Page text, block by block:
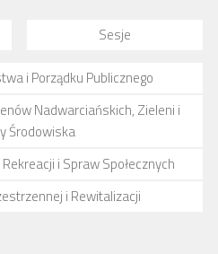
Sesje
i Porządku Publicznego
Nadwarciańskich, Zieleni i
Środowiska
i Spraw Społecznych
i Rewitalizacji